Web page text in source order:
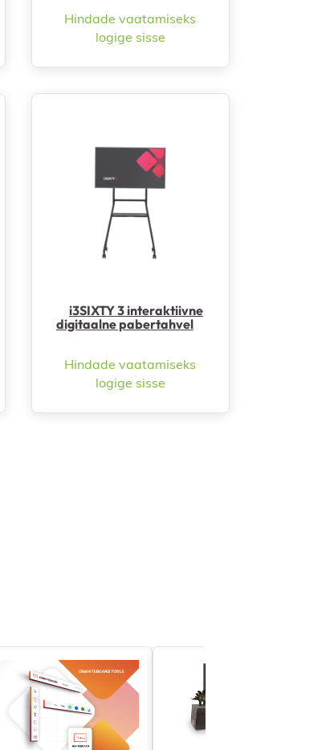
Hindade vaatamiseks
logige sisse
i3SIXTY 3 interaktiivne
digitaalne pabertahvel
Hindade vaatamiseks
logige sisse